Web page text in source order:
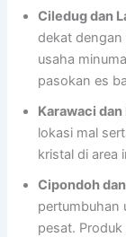
Ciledug dan
dekat dengan
usaha
pasokan es
Karawaci
lokasi mal
kristal di area
Cipondoh
pertumbuhan
pesat.